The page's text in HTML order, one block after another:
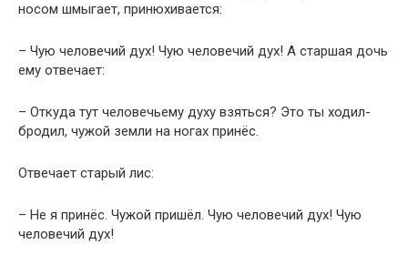
носом шмыгает, принюхивается:
– Чую человечий дух! Чую человечий дух! А старшая дочь
ему отвечает:
– Откуда тут человечьему духу взяться? Это ты ходил-
бродил, чужой земли на ногах принёс.
Отвечает старый лис:
– Не я принёс. Чужой пришёл. Чую человечий дух! Чую
человечий дух!